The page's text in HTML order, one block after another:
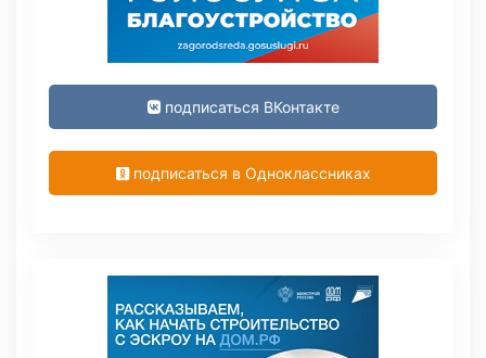
подписаться ВКонтакте
подписаться в Одноклассниках